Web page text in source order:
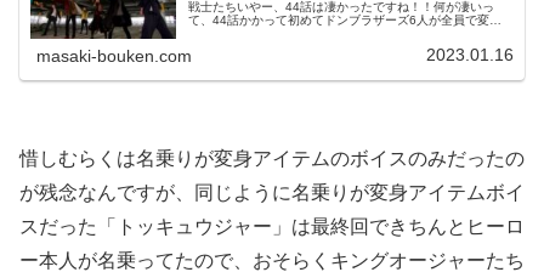
戦士たちいやー、44話は凄かったですね！！何が凄いっ
て、44話かかって初めてドンブラザーズ6人が全員で変身
ションしないのが！(笑)直前まで犬塚と変身して戦っていた
雉野も何もリ...
masaki-bouken.com 2023.01.16
惜しむらくは名乗りが変身アイテムのボイスのみだったの
が残念なんですが、同じように名乗りが変身アイテムボイ
スだった「トッキュウジャー」は最終回できちんとヒーロ
ー本人が名乗ってたので、おそらくキングオージャーたち